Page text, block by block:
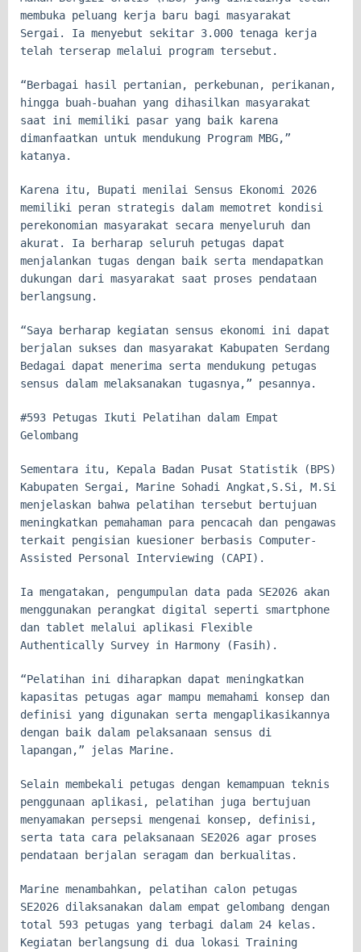
membuka peluang kerja baru bagi masyarakat
Sergai. Ia menyebut sekitar 3.000 tenaga kerja
telah terserap melalui program tersebut.
“Berbagai hasil pertanian, perkebunan, perikanan,
hingga buah-buahan yang dihasilkan masyarakat
saat ini memiliki pasar yang baik karena
dimanfaatkan untuk mendukung Program MBG,”
katanya.
Karena itu, Bupati menilai Sensus Ekonomi 2026
memiliki peran strategis dalam memotret kondisi
perekonomian masyarakat secara menyeluruh dan
akurat. Ia berharap seluruh petugas dapat
menjalankan tugas dengan baik serta mendapatkan
dukungan dari masyarakat saat proses pendataan
berlangsung.
“Saya berharap kegiatan sensus ekonomi ini dapat
berjalan sukses dan masyarakat Kabupaten Serdang
Bedagai dapat menerima serta mendukung petugas
sensus dalam melaksanakan tugasnya,” pesannya.
#593 Petugas Ikuti Pelatihan dalam Empat
Gelombang
Sementara itu, Kepala Badan Pusat Statistik (BPS)
Kabupaten Sergai, Marine Sohadi Angkat,S.Si, M.Si
menjelaskan bahwa pelatihan tersebut bertujuan
meningkatkan pemahaman para pencacah dan pengawas
terkait pengisian kuesioner berbasis Computer-
Assisted Personal Interviewing (CAPI).
Ia mengatakan, pengumpulan data pada SE2026 akan
menggunakan perangkat digital seperti smartphone
dan tablet melalui aplikasi Flexible
Authentically Survey in Harmony (Fasih).
“Pelatihan ini diharapkan dapat meningkatkan
kapasitas petugas agar mampu memahami konsep dan
definisi yang digunakan serta mengaplikasikannya
dengan baik dalam pelaksanaan sensus di
lapangan,” jelas Marine.
Selain membekali petugas dengan kemampuan teknis
penggunaan aplikasi, pelatihan juga bertujuan
menyamakan persepsi mengenai konsep, definisi,
serta tata cara pelaksanaan SE2026 agar proses
pendataan berjalan seragam dan berkualitas.
Marine menambahkan, pelatihan calon petugas
SE2026 dilaksanakan dalam empat gelombang dengan
total 593 petugas yang terbagi dalam 24 kelas.
Kegiatan berlangsung di dua lokasi Training